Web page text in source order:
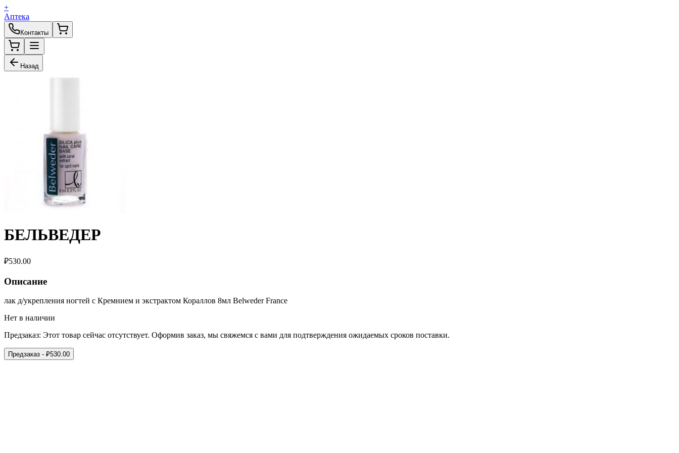
+
Аптека
Контакты
Назад
БЕЛЬВЕДЕР
₽530.00
Описание
лак д/укрепления ногтей с Кремнием и экстрактом Кораллов 8мл Belweder France
Нет в наличии
Предзаказ: Этот товар сейчас отсутствует. Оформив заказ, мы свяжемся с вами для подтверждения ожидаемых сроков поставки.
Предзаказ - ₽530.00